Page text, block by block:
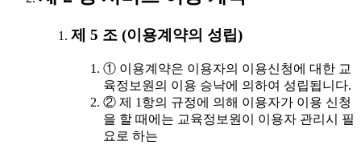
제 5 조 (이용계약의 성립)
① 이용계약은 이용자의 이용신청에 대한 교
육정보원의 이용 승낙에 의하여 성립됩니다.
② 제 1항의 규정에 의해 이용자가 이용 신청
을 할 때에는 교육정보원이 이용자 관리시 필
요로 하는